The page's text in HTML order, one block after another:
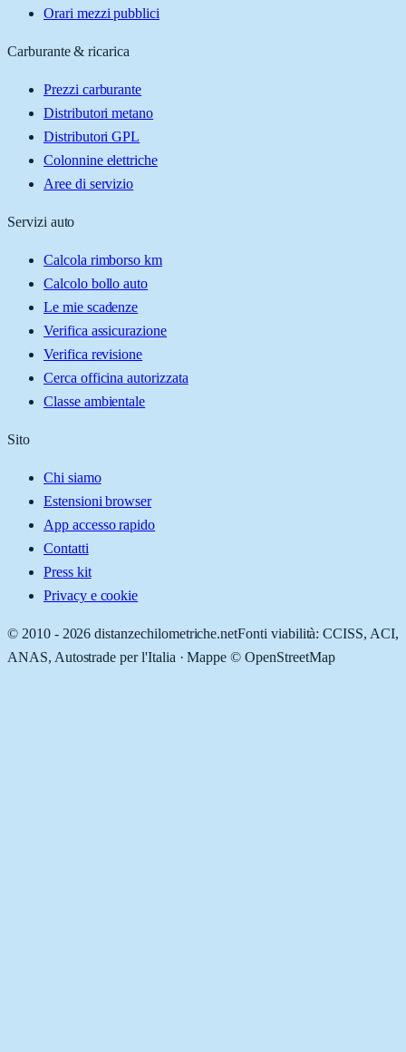
Orari mezzi pubblici
Carburante & ricarica
Prezzi carburante
Distributori metano
Distributori GPL
Colonnine elettriche
Aree di servizio
Servizi auto
Calcola rimborso km
Calcolo bollo auto
Le mie scadenze
Verifica assicurazione
Verifica revisione
Cerca officina autorizzata
Classe ambientale
Sito
Chi siamo
Estensioni browser
App accesso rapido
Contatti
Press kit
Privacy e cookie
© 2010 - 2026 distanzechilometriche.netFonti viabilità: CCISS, ACI,
ANAS, Autostrade per l'Italia · Mappe © OpenStreetMap